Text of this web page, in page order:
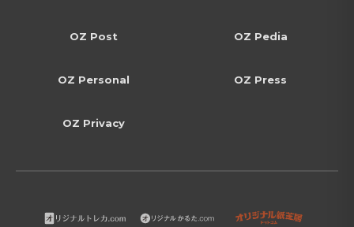
OZ Post OZ Pedia
OZ Personal OZ Press
OZ Privacy